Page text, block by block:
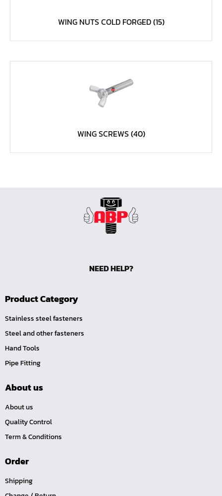
หน้าแปลนเหล็กเกลียวใน JEF 150P
หน้าแปลนเหล็กคอสูง JEF WNRF PN40
หน้าแปลนเหล็กคอสูง JEF WNRF PN16
หน้าแปลนเหล็กคอสูง JEF WNRF 150P
คีมปากแหลม
คีมปากเฉียง
คีมคอม้า
คีมปากจิ้งจก
บ๊อกซ์เดือยโผล่ Z-Series หกเหลี่ยม,ท๊อกซ์ ขนาด 1/4",
ด้ามฟรี, ด้ามบ๊อกซ์ Z-Series ขนาด 1/4", 3/8", 1/2"
ลูกบ๊อกซ์ สั้น, ยาว Koken Z-Series ขนาด 1/4", 3/8", 1/2"
ข้อต่อ Z-Series ขนาด 1/4", 3/8", 1/2"
ซ็อกเก็ต Z-Series
ลูกบ๊อกซ์ การบิน
ไขควง Koken
WING NUTS COLD FORGED(15)
WING SCREWS(40)
NEED HELP?
Product Category
Stainless steel fasteners
Steel and other fasteners
Hand Tools
Pipe Fitting
About us
About us
Quality Control
Term & Conditions
Order
Shipping